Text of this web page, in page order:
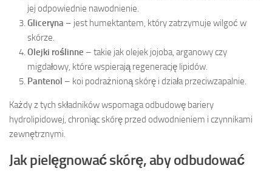
jej odpowiednie nawodnienie.
Gliceryna – jest humektantem, który zatrzymuje wilgoć w
skórze.
Olejki roślinne – takie jak olejek jojoba, arganowy czy
migdałowy, które wspierają regenerację lipidów.
Pantenol – koi podrażnioną skórę i działa przeciwzapalnie.
Każdy z tych składników wspomaga odbudowę bariery
hydrolipidowej, chroniąc skórę przed odwodnieniem i czynnikami
zewnętrznymi.
Jak pielęgnować skórę, aby odbudować